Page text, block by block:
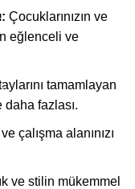
Çocuklarınızın ve
eğlenceli ve
tamamlayan
fazlası.
çalışma alanınızı
ve stilin mükemmel